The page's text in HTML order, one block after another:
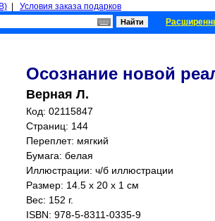
Условия заказа подарков
Осознание новой
Верная Л.
Код: 02115847
Страниц: 144
Переплет: мягкий
Бумага: белая
Иллюстрации: ч/б иллюстрации
Размер: 14.5 x 20 x 1 см
Вес: 152 г.
ISBN: 978-5-8311-0335-9